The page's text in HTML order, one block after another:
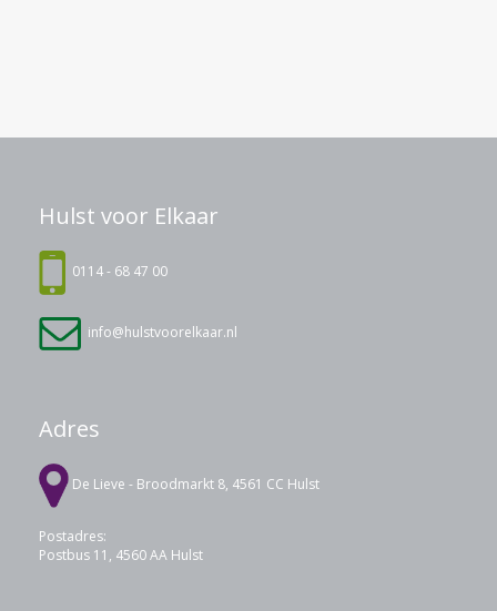
Hulst voor Elkaar
0114 - 68 47 00
info@hulstvoorelkaar.nl
Adres
De Lieve - Broodmarkt 8, 4561 CC Hulst
Postadres:
Postbus 11, 4560 AA Hulst